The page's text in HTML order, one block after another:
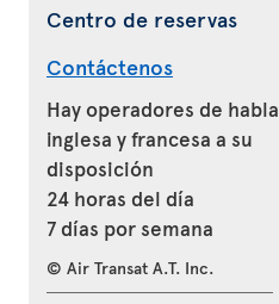
Centro de reservas
Contáctenos
Hay operadores de habla
inglesa y francesa a su
disposición
24 horas del día
7 días por semana
© Air Transat A.T. Inc.